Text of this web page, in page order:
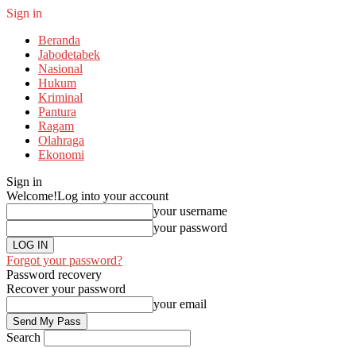
Sign in
Beranda
Jabodetabek
Nasional
Hukum
Kriminal
Pantura
Ragam
Olahraga
Ekonomi
Sign in
Welcome!Log into your account
your username
your password
Forgot your password?
Password recovery
Recover your password
your email
Search